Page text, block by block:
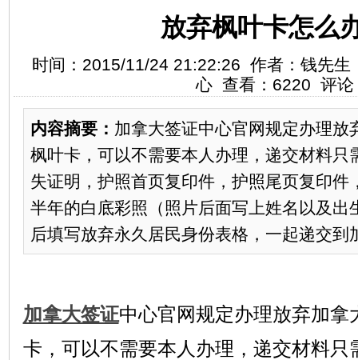
放弃枫叶卡怎么
时间：2015/11/24 21:22:26 作者：钱先
心 查看：6220 评论
内容摘要： 加拿大签证中心官网规定办理放
枫叶卡，可以不需要本人办理，递交材料只
失证明，护照首页复印件，护照尾页复印件
半年的白底彩照（照片后面写上姓名以及出
后填写放弃永久居民身份表格，一起递交到
加拿大签证中心官网规定办理放弃加拿
卡，可以不需要本人办理，递交材料只